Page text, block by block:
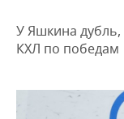
КОРОЛИ
КОМУ
ФИНАНСЫ
НОВОСТИ
АГРОПРОМ
НОВОСТИ АВТО
У Яшкина
КХЛ по победам